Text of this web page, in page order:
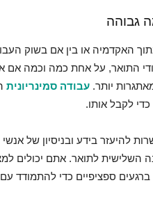
גבוהה
האקדמיה או בין אם בשוק
התואר, על אחת כמה וכמה אם
יותר. עבודה סמינריונית
לקבל אותו.
להיעזר בידע ובניסיון של
לתואר. אתם יכולים
ספציפיים כדי להתמודד